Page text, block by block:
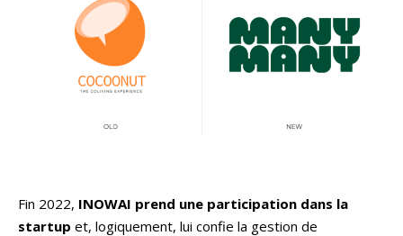
Fin 2022, INOWAI prend une participation dans la
startup et, logiquement, lui confie la gestion de